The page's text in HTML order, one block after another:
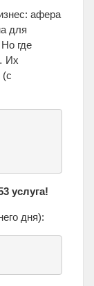
афера
для
где
Их
(с
услуга!
дня):